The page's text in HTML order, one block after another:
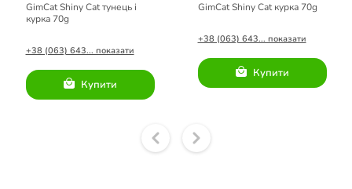
GimCat Shiny Cat тунець і
курка 70g
+38 (063) 643... показати
Купити
GimCat Shiny Cat курка 70g
+38 (063) 643... показати
Купити